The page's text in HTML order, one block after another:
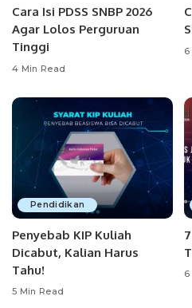
Cara Isi PDSS SNBP 2026
Agar Lolos Perguruan
Tinggi
4 Min Read
6
Pendidikan
Penyebab KIP Kuliah
Dicabut, Kalian Harus
Tahu!
5 Min Read
6